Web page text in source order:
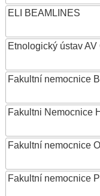
ELI BEAMLINES
Etnologický ústav AV
Fakultní nemocnice
Fakultni Nemocnice
Fakultní nemocnice
Fakultní nemocnice